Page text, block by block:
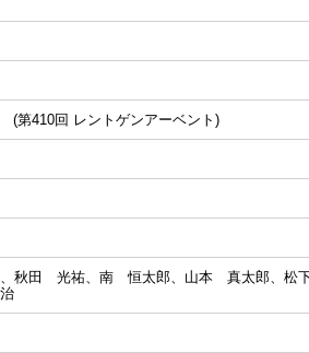
(第410回 レントゲンアーベント)
田 光祐、南 恒太郎、山本 真太郎、松